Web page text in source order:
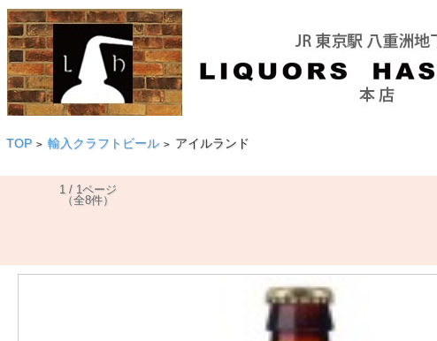
TOP > 輸入クラフトビール > アイルランド
1 / 1ページ
（全8件）